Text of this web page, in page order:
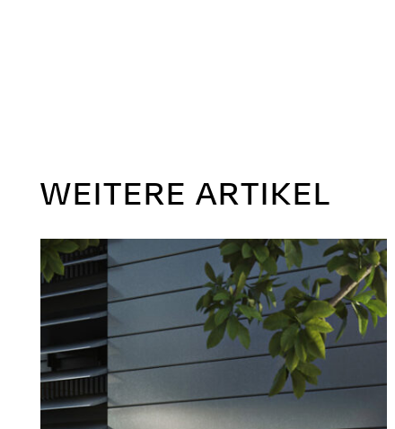
WEITERE ARTIKEL